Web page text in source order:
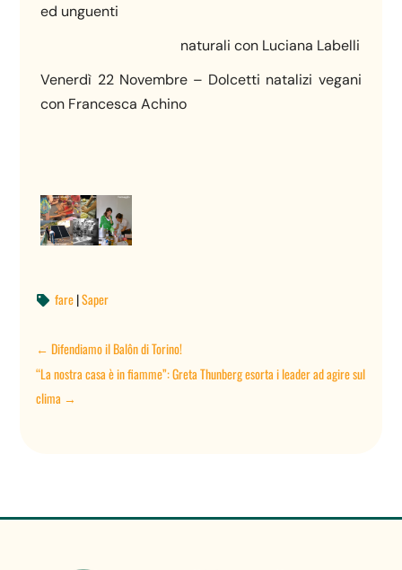
ed unguenti
naturali con Luciana Labelli
Venerdì 22 Novembre – Dolcetti natalizi vegani
con Francesca Achino
 fare|Saper
←Difendiamo il Balôn di Torino!
“La nostra casa è in fiamme”: Greta Thunberg esorta i leader ad agire sul
clima →